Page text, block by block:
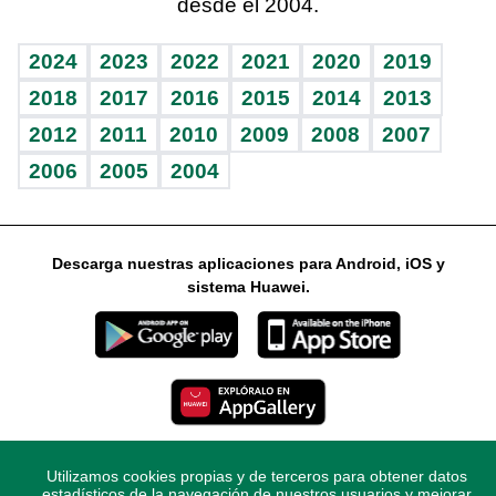
Vida y familia
Eñe
Celebrando la vida
Sin complejos
En pocas palabras
Escuchando al corazón
Economía Personal
Consulta Libre
BRV
TBT Deportivo
Más firmas
Guía del dinero
Horóscopos
desde el 2004.
2024 2023 2022 2021 2020
2019
2018
2017 2016 2015 2014
2013
2012
2011 2010 2009 2008
2007
2006
2005 2004
Descarga nuestras aplicaciones para Android, iOS y
sistema Huawei.
© 2021 Diario Libre, todos los derechos reservados.
Utilizamos cookies propias y de terceros para obtener datos